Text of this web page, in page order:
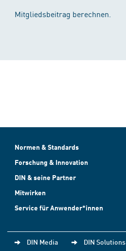
Mitgliedsbeitrag berechnen.
Normen & Standards
Forschung & Innovation
DIN & seine Partner
Mitwirken
Service für Anwender*innen
DIN Media DIN Solutions